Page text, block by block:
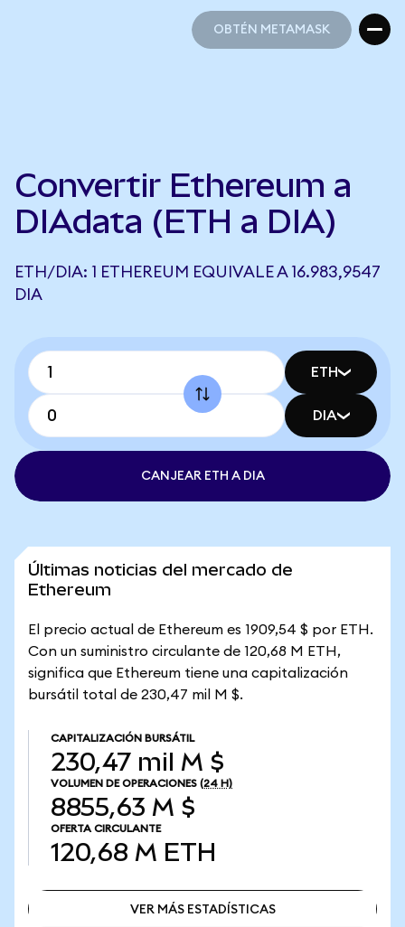
OBTÉN METAMASK
Convertir Ethereum a
DIAdata (ETH a DIA)
ETH/DIA: 1 ETHEREUM EQUIVALE A 16.983,9547
DIA
ETH
DIA
CANJEAR ETH A DIA
Últimas noticias del mercado de
Ethereum
El precio actual de Ethereum es 1909,54 $ por ETH.
Con un suministro circulante de 120,68 M ETH,
significa que Ethereum tiene una capitalización
bursátil total de 230,47 mil M $.
CAPITALIZACIÓN BURSÁTIL
230,47 mil M $
VOLUMEN DE OPERACIONES (24 H)
8855,63 M $
OFERTA CIRCULANTE
120,68 M ETH
VER MÁS ESTADÍSTICAS